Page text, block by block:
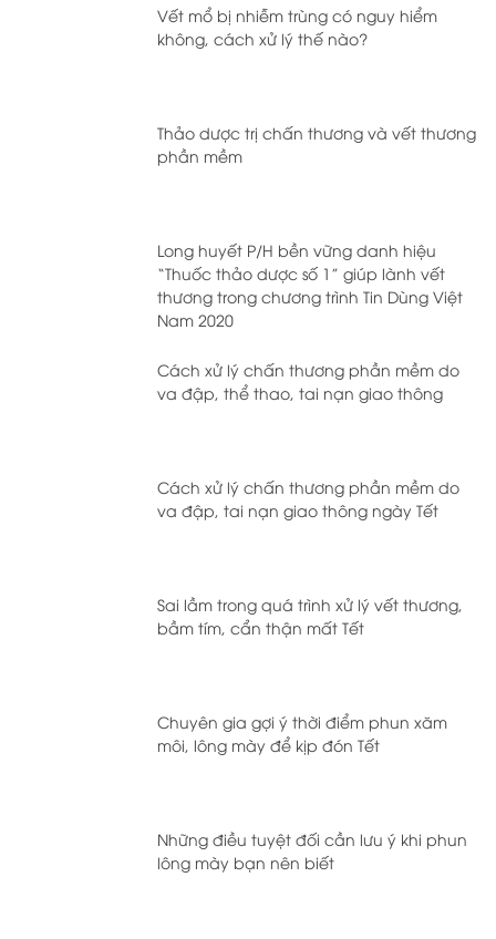
Vết mổ bị nhiễm trùng có nguy hiểm
không, cách xử lý thế nào?
Thảo dược trị chấn thương và vết thương
phần mềm
Long huyết P/H bền vững danh hiệu
“Thuốc thảo dược số 1” giúp lành vết
thương trong chương trình Tin Dùng Việt
Nam 2020
Cách xử lý chấn thương phần mềm do
va đập, thể thao, tai nạn giao thông
Cách xử lý chấn thương phần mềm do
va đập, tai nạn giao thông ngày Tết
Sai lầm trong quá trình xử lý vết thương,
bầm tím, cẩn thận mất Tết
Chuyên gia gợi ý thời điểm phun xăm
môi, lông mày để kịp đón Tết
Những điều tuyệt đối cần lưu ý khi phun
lông mày bạn nên biết